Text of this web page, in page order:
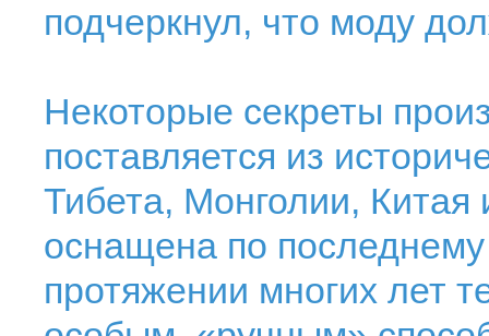
подчеркнул, что моду
Некоторые секреты
поставляется из
Тибета, Монголии,
оснащена по
протяжении многих лет